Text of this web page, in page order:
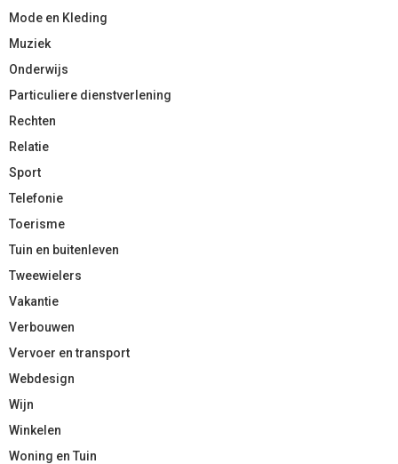
Mode en Kleding
Muziek
Onderwijs
Particuliere dienstverlening
Rechten
Relatie
Sport
Telefonie
Toerisme
Tuin en buitenleven
Tweewielers
Vakantie
Verbouwen
Vervoer en transport
Webdesign
Wijn
Winkelen
Woning en Tuin